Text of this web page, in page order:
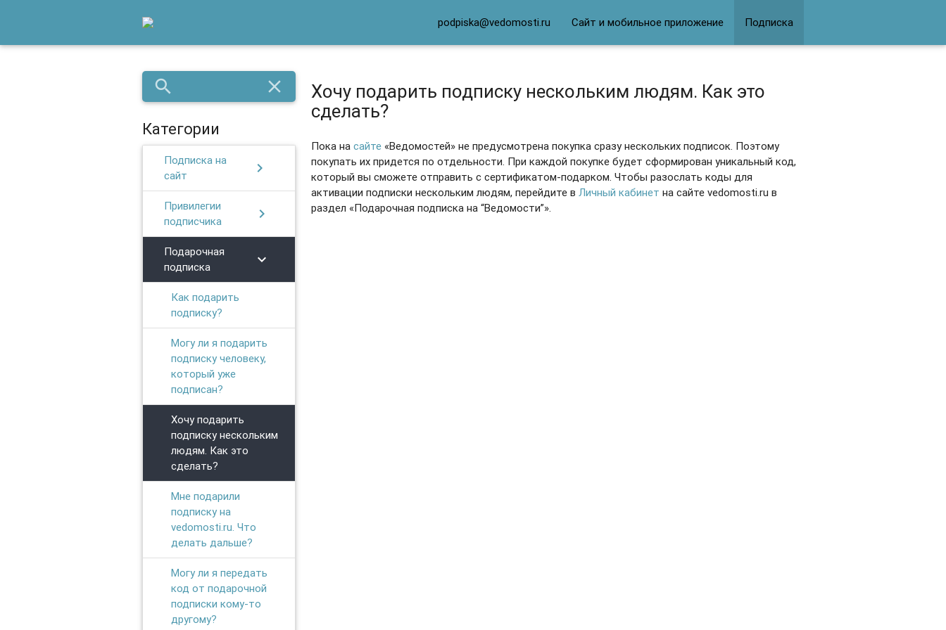
podpiska@vedomosti.ru Сайт и мобильное приложение Подписка
search close
Категории
Подписка на
сайт
chevron_right
Привилегии
подписчика
chevron_right
Подарочная
подписка
chevron_right
Как подарить
подписку?
Могу ли я подарить
подписку человеку,
который уже
подписан?
Хочу подарить
подписку нескольким
людям. Как это
сделать?
Мне подарили
подписку на
vedomosti.ru. Что
делать дальше?
Могу ли я передать
код от подарочной
подписки кому-то
другому?
Хочу подарить подписку нескольким людям. Как это
сделать?
Пока насайте «Ведомостей»не предусмотрена покупка сразу нескольких подписок. Поэтому
покупать их придется по отдельности. При каждой покупке будет сформирован уникальный код,
который вы сможете отправить с сертификатом-подарком. Чтобы разослать коды для
активации подписки нескольким людям,перейдите в Личный кабинет на сайте vedomosti.ru в
раздел «Подарочная подписка на “Ведомости”».